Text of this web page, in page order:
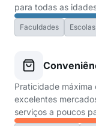
para todas as
Faculdades Escolas
Praticidade
excelentes
serviços a poucos